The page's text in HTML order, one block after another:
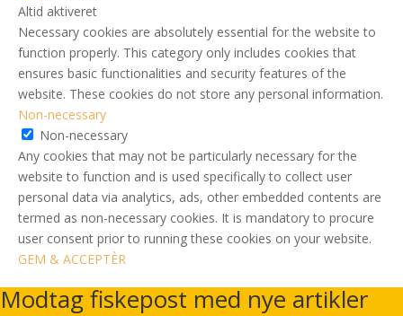
Altid aktiveret
Necessary cookies are absolutely essential for the website to
function properly. This category only includes cookies that
ensures basic functionalities and security features of the
website. These cookies do not store any personal information.
Non-necessary
Non-necessary
Any cookies that may not be particularly necessary for the
website to function and is used specifically to collect user
personal data via analytics, ads, other embedded contents are
termed as non-necessary cookies. It is mandatory to procure
user consent prior to running these cookies on your website.
GEM & ACCEPTÈR
Modtag fiskepost med nye artikler